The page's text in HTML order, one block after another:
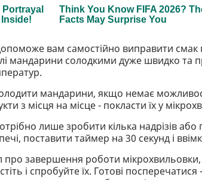
вам самостійно виправити смак
мандарини солодкими дуже швидко та
мандарини, якщо немає
з місця на місце - покласти їх у
лише зробити кілька надрізів
поставити таймер на 30 секунд і
про завершення роботи
і спробуйте їх. Готові